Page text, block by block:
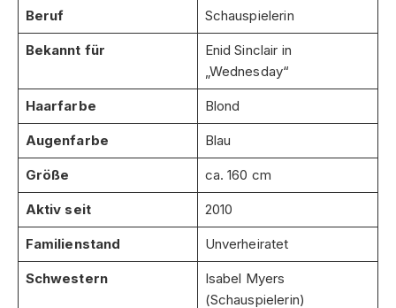
Beruf Schauspielerin
Bekannt für
Enid Sinclair in
„Wednesday“
Haarfarbe Blond
Augenfarbe Blau
Größe ca. 160 cm
Aktiv seit 2010
Familienstand Unverheiratet
Schwestern
Isabel Myers
(Schauspielerin)